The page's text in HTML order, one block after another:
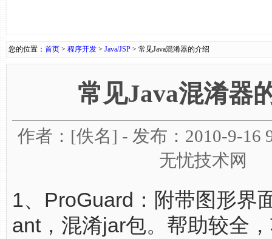
您的位置： 首页 > 程序开发 > Java/JSP > 常见Java混淆器的介绍
常见Java混淆器
作者：[佚名] - 发布：2010-9-16
无忧技术网
1、ProGuard：附带图形界
ant，混淆jar包。帮助较全